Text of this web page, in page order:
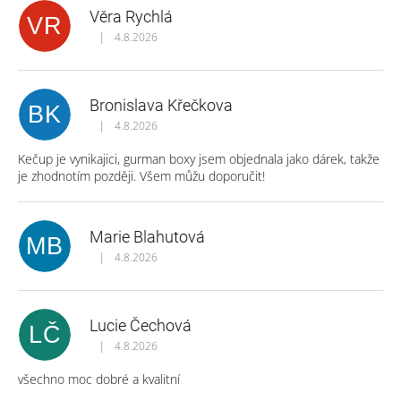
VR Věra Rychlá
Hodnocení obchodu je 5 z 5 hvězdiček.
| 4.8.2026
BK Bronislava Křečkova
Hodnocení obchodu je 5 z 5 hvězdiček.
| 4.8.2026
Kečup je vynikajici, gurman boxy jsem objednala jako dárek, takže
je zhodnotím později. Všem můžu doporučit!
MB Marie Blahutová
Hodnocení obchodu je 5 z 5 hvězdiček.
| 4.8.2026
LČ Lucie Čechová
Hodnocení obchodu je 5 z 5 hvězdiček.
| 4.8.2026
všechno moc dobré a kvalitní